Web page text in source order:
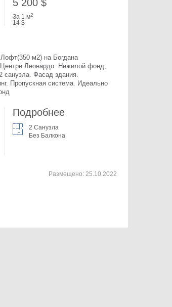
5 200 $
За 1 м2
14 $
м2) на Богдана
Леонардо. Нежилой фонд,
санузла. Фасад здания.
Пропускная система. Идеально
Подробнее
2 Санузла
Без Балкона
Размещено:25.10.2022